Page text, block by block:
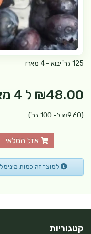
125 גר' יבוא - 4 מארז
₪48.00 ל 4 מארז
(₪9.60 ל- 100 גר')
אזל המלאי
למוצר זה כמות
קטגוריות